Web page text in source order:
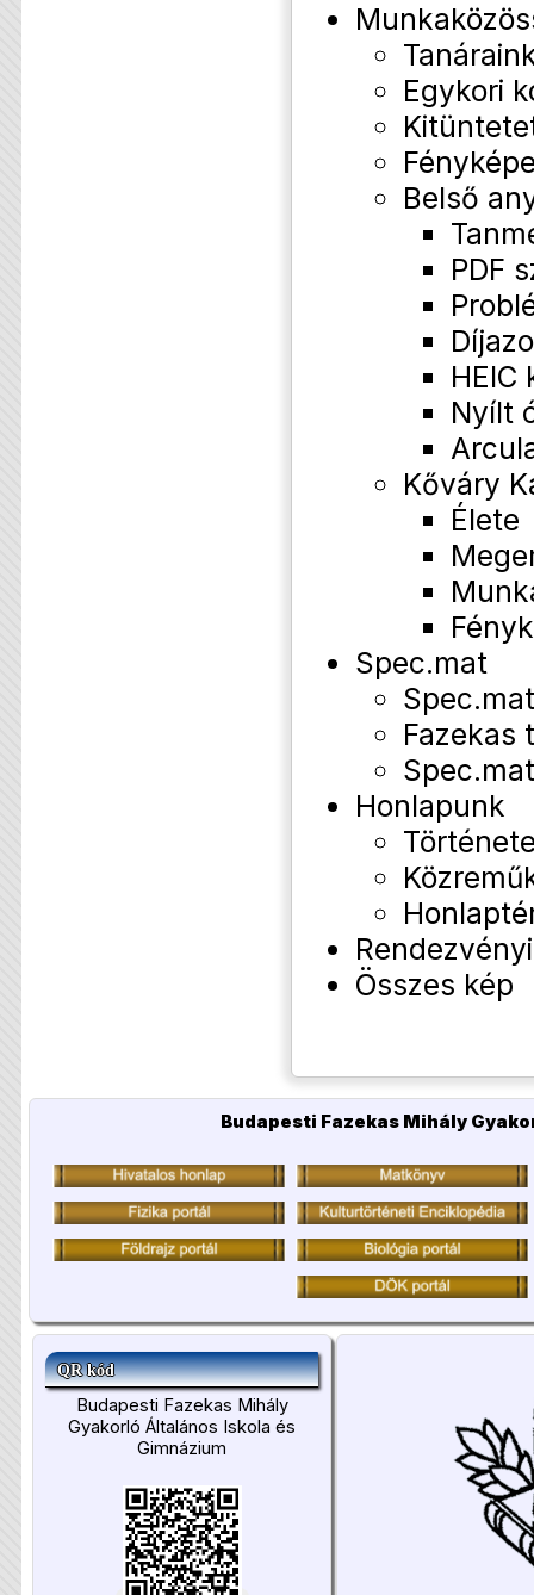
Egykori
Belső
PDF
HEIC
Nyílt
Kőváry
Élete
Spec.mat
Fazekas
Honlapunk
Összes kép
Budapesti Fazekas Mihály
QR kód
Budapesti Fazekas Mihály
Gyakorló Általános Iskola és
Gimnázium